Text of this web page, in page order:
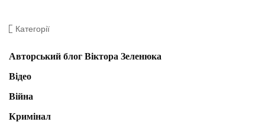
Категорії
Авторський блог Віктора Зеленюка
Відео
Війна
Кримінал